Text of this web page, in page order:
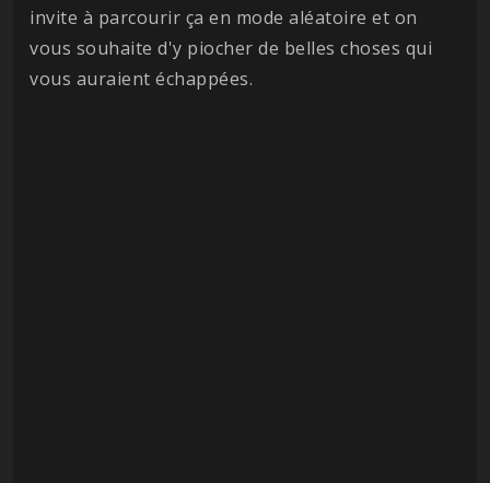
invite à parcourir ça en mode aléatoire et on
vous souhaite d'y piocher de belles choses qui
vous auraient échappées.